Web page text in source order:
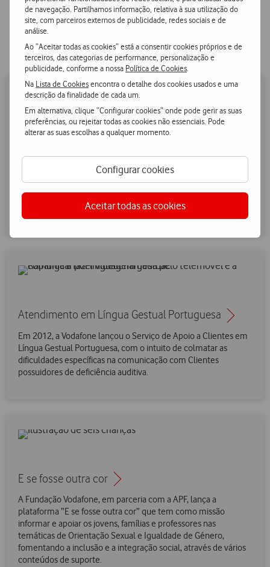
de navegação. Partilhamos informação, relativa à sua utilização do
site, com parceiros externos de publicidade, redes sociais e de
análise.
Ao “Aceitar todas as cookies” está a consentir cookies próprios e de
terceiros, das categorias de performance, personalização e
publicidade, conforme a nossa Política de Cookies
Na Lista de Cookiesencontra o detalhe dos cookies usados e uma
descrição da finalidade de cada um.
Em alternativa, clique “Configurar cookies” onde pode gerir as suas
preferências, ou rejeitar todas as cookies não essenciais. Pode
alterar as suas escolhas a qualquer momento.
Configurar cookies
Aceitar todas as cookies
Ao longo dos últimos anos, temos vindo a implementar programa
que contribuem para o atingimento da nossa ambição de não
Tarifários Inclusivos (Say)
Desde 2005 que a Vodafone disponibiliza tarifários com
condições especiais e equipamentos adaptados a pessoas com
incapacidade igual ou superior a 60%, visando contribuir
eficazmente para o acesso à Sociedade de Informação desta
Atendimento em Língua Gestual Portuguesa
Em 2012, a Vodafone lançou o Serviço de Apoio a Clientes em
Língua Gestual Portuguesa, com o intuito de colmatar as
dificuldades específicas na comunicação com Clientes
possuidores de deficiência auditiva.
E se fosse outra cor
A Fundação Vodafone, em parceria com a APF, lança a
plataforma “E se fosse outra cor” que tem como missão
informar e apoiar os jovens, famílias e professores nas
temáticas de Orientação Sexual e Igualdade de Género,
fomentando a inclusão e a integração social, através de vários
conteúdos de suporte.